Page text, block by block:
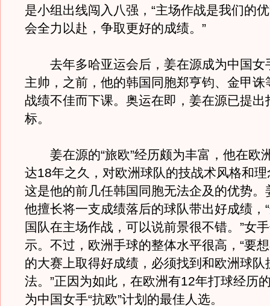
是小组出线闯入八强，“主场作战是我们的
会全力以赴，争取更好的成绩。”
去年多哈亚运会后，姜在源成为中国女
主帅，之前，他的韩国同胞郑亨钧、金甲诛
战绩不佳而下课。奥运在即，姜在源已提出
标。
姜在源的“旅欧”经历颇为丰富，他在欧
达18年之久，对欧洲球队的技战术风格和
这是他的前几任韩国同胞无法企及的优势。
他擅长将一支成绩落后的球队带出好成绩，
国队在主场作战，可以说前景很不错。”女
示。不过，欧洲手球的整体水平很高，“要
的大赛上取得好成绩，必须找到和欧洲球队
法。”正因为如此，在欧洲有12年打球经历
为中国女手“抗欧”计划的最佳人选。